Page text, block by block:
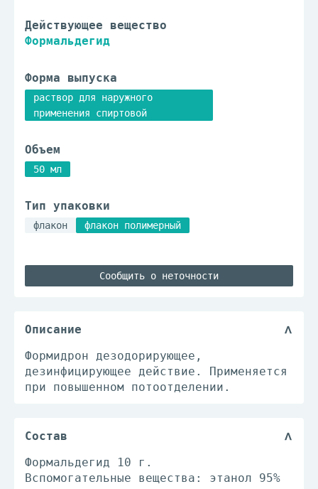
Действующее вещество
Формальдегид
Форма выпуска
раствор для наружного
применения спиртовой
Объем
50 мл
Тип упаковки
флакон флакон полимерный
Сообщить о неточности
Описание
Формидрон дезодорирующее,
дезинфицирующее действие. Применяется
при повышенном потоотделении.
Состав
Формальдегид 10 г.
Вспомогательные вещества: этанол 95%